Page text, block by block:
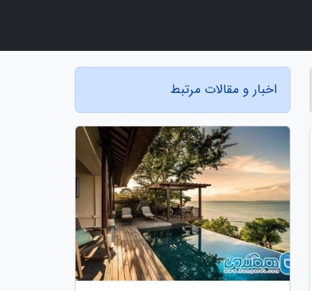
اخبار و مقالات مرتبط